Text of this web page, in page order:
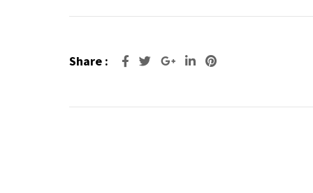
Share : Google+LinkedIn
Pinterest